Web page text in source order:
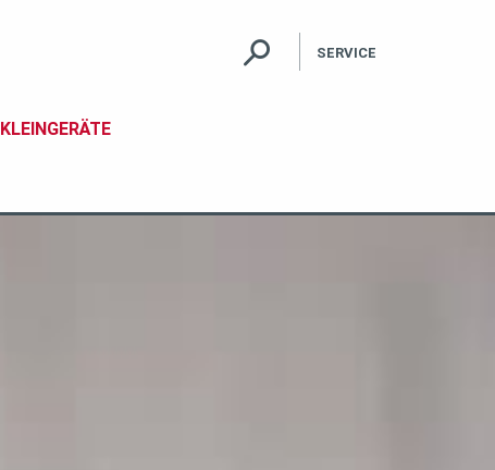
SERVICE
Bedienungsanleitungen
KLEINGERÄTE
BODENSTAUBSAUGER